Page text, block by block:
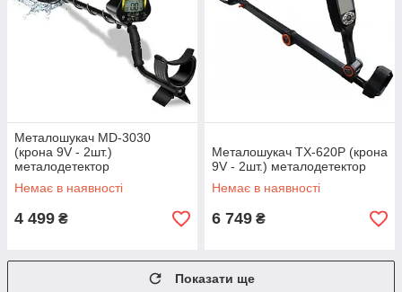
Металошукач MD-3030
(крона 9V - 2шт.)
металодетектор
Немає в наявності
4 499 ₴
Металошукач TX-620P (крона
9V - 2шт.) металодетектор
Немає в наявності
6 749 ₴
Показати ще